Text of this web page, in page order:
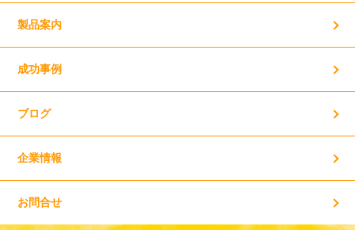
製品案内
成功事例
ブログ
企業情報
お問合せ